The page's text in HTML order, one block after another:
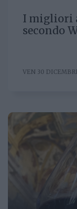
I migliori
secondo
VEN 30